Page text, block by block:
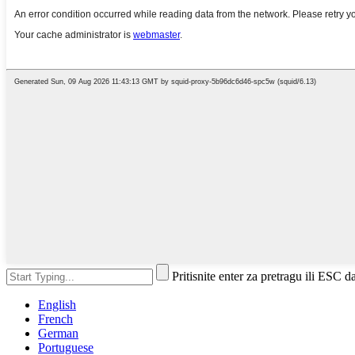
Pritisnite enter za pretragu ili ESC
English
French
German
Portuguese